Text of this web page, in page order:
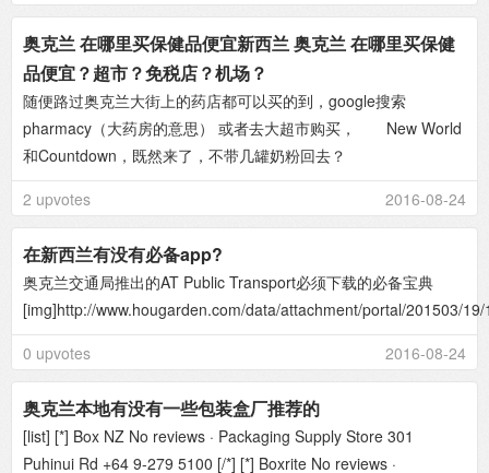
奥克兰 在哪里买保健品便宜新西兰 奥克兰 在哪里买保健
品便宜？超市？免税店？机场？
随便路过奥克兰大街上的药店都可以买的到，google搜索
pharmacy（大药房的意思） 或者去大超市购买， New World
和Countdown，既然来了，不带几罐奶粉回去？
2 upvotes
2016-08-24
在新西兰有没有必备app?
奥克兰交通局推出的AT Public Transport必须下载的必备宝典
[img]http://www.hougarden.com/data/attachment/portal/201503/
0 upvotes
2016-08-24
奥克兰本地有没有一些包装盒厂推荐的
[list] [*] Box NZ No reviews · Packaging Supply Store 301
Puhinui Rd +64 9-279 5100 [/*] [*] Boxrite No reviews ·